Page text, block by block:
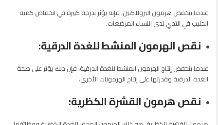
عندما ينخفض هرمون البرولاكتين، فإنه يؤثر بدرجة كبيرة في انخفاض كمية
الحليب في الثدي لدى النساء المرضعات.
نقص الهرمون المنشط للغدة الدرقية:
عندما ينخفض إنتاج الهرمون المنشط للغدة الدرقية، فإن ذلك يؤثر على صحة
الغدة الدرقية وقدرتها على إنتاج الهرمونات الأخرى.
نقص هرمون القشرة الكظرية: